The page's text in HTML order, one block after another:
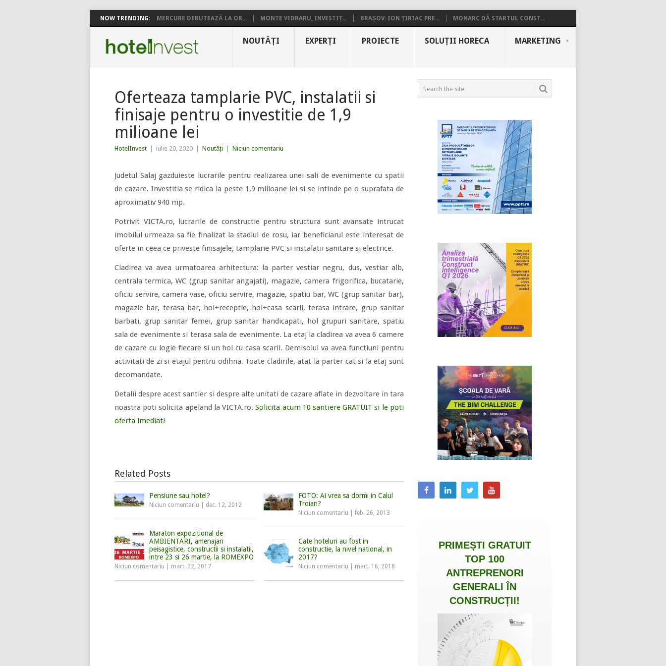
NOW TRENDING: MERCURE DEBUTEAZĂ LA OR... MONTE VIDRARU, INVESTIȚ... BRAȘOV: ION ȚIRIAC PRE... MONARC DĂ STARTUL CONST...
NOUTĂȚI EXPERȚI PROIECTE SOLUȚII HORECA MARKETING
Oferteaza tamplarie PVC, instalatii si
finisaje pentru o investitie de 1,9
milioane lei
HotelInvest iulie 20, 2020 Noutăți Niciun comentariu
Judetul Salaj gazduieste lucrarile pentru realizarea unei sali de evenimente cu spatii
de cazare. Investitia se ridica la peste 1,9 milioane lei si se intinde pe o suprafata de
aproximativ 940 mp.
Potrivit VICTA.ro, lucrarile de constructie pentru structura sunt avansate intrucat
imobilul urmeaza sa fie finalizat la stadiul de rosu, iar beneficiarul este interesat de
oferte in ceea ce priveste finisajele, tamplarie PVC si instalatii sanitare si electrice.
Cladirea va avea urmatoarea arhitectura: la parter vestiar negru, dus, vestiar alb,
centrala termica, WC (grup sanitar angajati), magazie, camera frigorifica, bucatarie,
oficiu servire, camera vase, oficiu servire, magazie, spatiu bar, WC (grup sanitar bar),
magazie bar, terasa bar, hol+receptie, hol+casa scarii, terasa intrare, grup sanitar
barbati, grup sanitar femei, grup sanitar handicapati, hol grupuri sanitare, spatiu
sala de evenimente si terasa sala de evenimente. La etaj la cladirea va avea 6 camere
de cazare cu logie fiecare si un hol cu casa scarii. Demisolul va avea functiuni pentru
activitati de zi si etajul pentru odihna. Toate cladirile, atat la parter cat si la etaj sunt
decomandate.
Detalii despre acest santier si despre alte unitati de cazare aflate in dezvoltare in tara
noastra poti solicita apeland la VICTA.ro.Solicita acum 10 santiere GRATUIT si le poti
oferta imediat!
Related Posts
Pensiune sau hotel?
Niciun comentariu dec. 12, 2012
FOTO: Ai vrea sa dormi in Calul
Troian?
Niciun comentariu feb. 26, 2013
Maraton expozitional de
AMBIENTARI, amenajari
peisagistice, constructii si instalatii,
intre 23 si 26 martie, la ROMEXPO
Niciun comentariu mart. 22, 2017
Cate hoteluri au fost in
constructie, la nivel national, in
2017?
Niciun comentariu mart. 16, 2018
PRIMEȘTI GRATUIT
TOP 100
ANTREPRENORI
GENERALI ÎN
CONSTRUCȚII!